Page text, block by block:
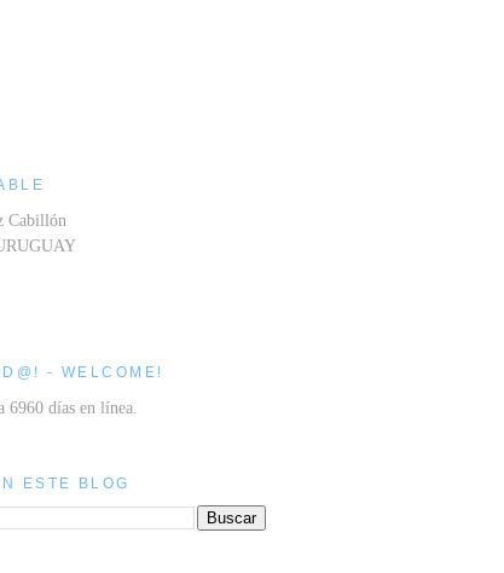
Cabillón
- WELCOME!
6960 días en línea.
ESTE BLOG